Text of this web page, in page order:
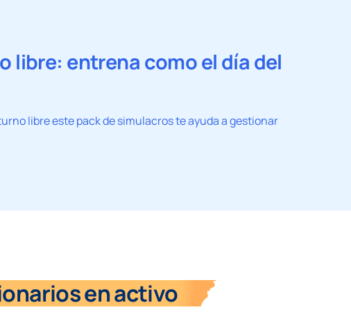
libre: entrena como el día del
libre este pack de simulacros te ayuda a gestionar
en activo